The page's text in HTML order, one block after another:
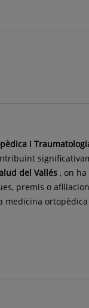
i
del Vallés , on
premis o
medicina